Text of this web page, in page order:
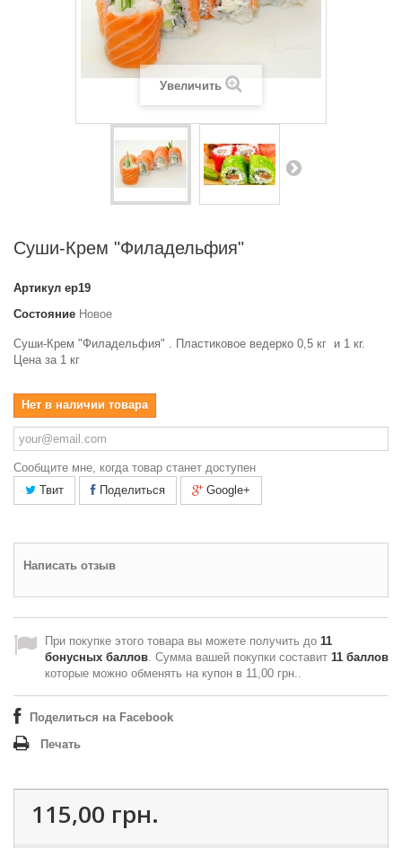
Увеличить
Суши-Крем "Филадельфия"
Артикул ер19
Состояние Новое
Суши-Крем "Филадельфия" . Пластиковое ведерко 0,5 кг и 1 кг.
Цена за 1 кг
Нет в наличии товара
Сообщите мне, когда товар станет доступен
Твит
Поделиться Google+
Написать отзыв
При покупке этого товара вы можете получить до 11
бонусных баллов. Сумма вашей покупки составит 11 баллов
которые можно обменять на купон в 11,00 грн..
Поделиться на Facebook
Печать
115,00 грн.